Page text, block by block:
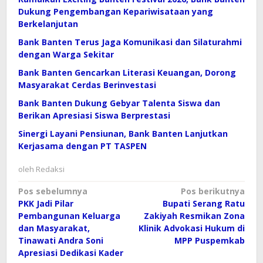
Dukung Pengembangan Kepariwisataan yang
Berkelanjutan
Bank Banten Terus Jaga Komunikasi dan Silaturahmi
dengan Warga Sekitar
Bank Banten Gencarkan Literasi Keuangan, Dorong
Masyarakat Cerdas Berinvestasi
Bank Banten Dukung Gebyar Talenta Siswa dan
Berikan Apresiasi Siswa Berprestasi
Sinergi Layani Pensiunan, Bank Banten Lanjutkan
Kerjasama dengan PT TASPEN
oleh Redaksi
Navigasi
pos
Pos sebelumnya
PKK Jadi Pilar
Pembangunan Keluarga
dan Masyarakat,
Tinawati Andra Soni
Apresiasi Dedikasi Kader
Pos berikutnya
Bupati Serang Ratu
Zakiyah Resmikan Zona
Klinik Advokasi Hukum di
MPP Puspemkab